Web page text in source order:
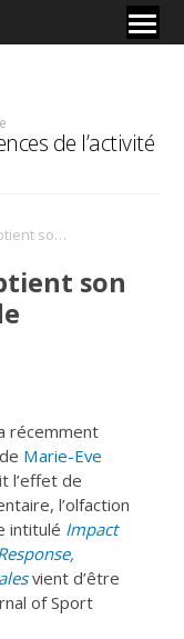
de l’activité
Kapria-Jad Josaphat obtient son doctorat en sciences de l’activité physique
son
récemment
Marie-Eve
l’effet de
l’olfaction
intitulé Impact
vient d’être
of Sport